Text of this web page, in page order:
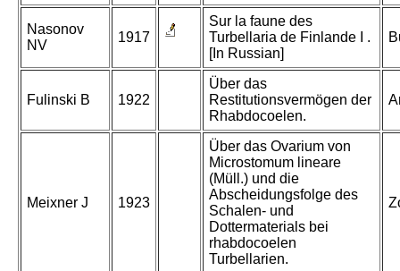
Nasonov
NV
1917
Sur la faune des
Turbellaria de Finlande I .
[In Russian]
Fulinski B 1922
Über das
Restitutionsvermögen der
Rhabdocoelen.
Meixner J 1923
Über das Ovarium von
Microstomum lineare
(Müll.) und die
Abscheidungsfolge des
Schalen- und
Dottermaterials bei
rhabdocoelen
Turbellarien.